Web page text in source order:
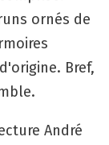
ornés de
Bref,
André